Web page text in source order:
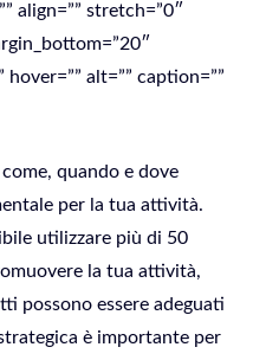
align=”” stretch=”0″
hover=”” alt=”” caption=””
quando e dove
per la tua attività.
utilizzare più di 50
la tua attività,
possono essere adeguati
è importante per